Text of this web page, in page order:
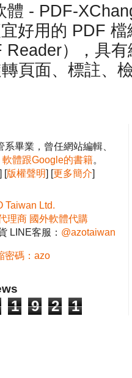
體 - PDF-
好用的 PDF
Reader），具
頁面、標註、
畢業，曾任網站編輯、
軟體跟Google的書籍。
] [版權聲明] [更多簡介]
Taiwan Ltd.
理商 國外軟體代購
LINE客服： @azotaiwan
密碼：azo
1 9 2 1